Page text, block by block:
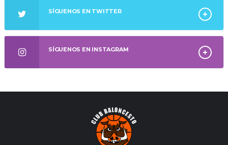
SÍGUENOS EN TWITTER
SÍGUENOS EN INSTAGRAM